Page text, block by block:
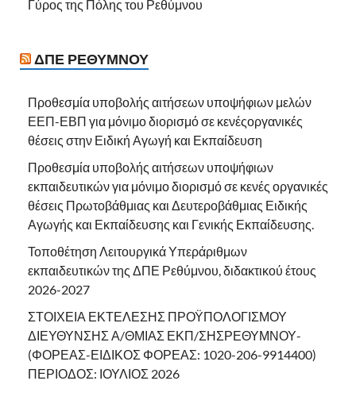
Γύρος της Πόλης του Ρεθύμνου
ΔΠΕ ΡΕΘΎΜΝΟΥ
Προθεσμία υποβολής αιτήσεων υποψήφιων μελών
ΕΕΠ-ΕΒΠ για μόνιμο διορισμό σε κενέςοργανικές
θέσεις στην Ειδική Αγωγή και Εκπαίδευση
Προθεσμία υποβολής αιτήσεων υποψήφιων
εκπαιδευτικών για μόνιμο διορισμό σε κενές οργανικές
θέσεις Πρωτοβάθμιας και Δευτεροβάθμιας Ειδικής
Αγωγής και Εκπαίδευσης και Γενικής Εκπαίδευσης.
Τοποθέτηση Λειτουργικά Υπεράριθμων
εκπαιδευτικών της ΔΠΕ Ρεθύμνου, διδακτικού έτους
2026-2027
ΣΤΟΙΧΕΙΑ ΕΚΤΕΛΕΣΗΣ ΠΡΟΫΠΟΛΟΓΙΣΜΟΥ
ΔΙΕΥΘΥΝΣΗΣ Α/ΘΜΙΑΣ ΕΚΠ/ΣΗΣΡΕΘΥΜΝΟΥ-
(ΦΟΡΕΑΣ-ΕΙΔΙΚΟΣ ΦΟΡΕΑΣ: 1020-206-9914400)
ΠΕΡΙΟΔΟΣ: ΙΟΥΛΙΟΣ 2026